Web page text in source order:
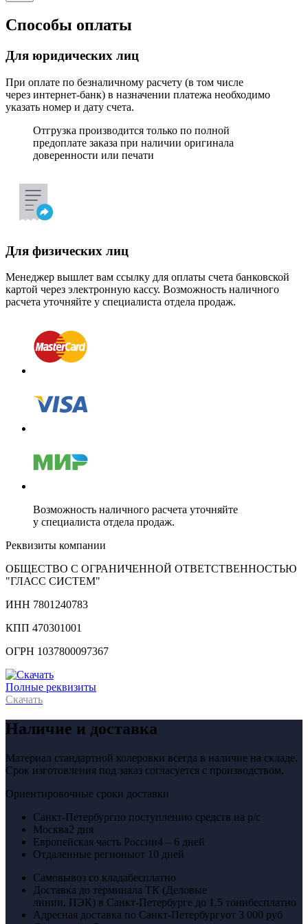
Способы оплаты
Для юридических лиц
При оплате по безналичному расчету (в том числе
через интернет-банк) в назначении платежа необходимо
указать номер и дату счета.
Отгрузка производится только по полной
предоплате заказа при наличии оригинала
доверенности или печати
Для физических лиц
Менеджер вышлет вам ссылку для оплаты счета банковской
картой через электронную кассу. Возможность наличного
расчета уточняйте у специалиста отдела продаж.
Возможность наличного расчета уточняйте
у специалиста отдела продаж.
Реквизиты компании
ОБЩЕСТВО С ОГРАНИЧЕННОЙ ОТВЕТСТВЕННОСТЬЮ
"ГЛАСС СИСТЕМ"
ИНН 7801240783
КПП 470301001
ОГРН 1037800097367
Полные реквизиты
Скачать
Наличие и доставка
Материал стандартной колеровки всегда в наличие на складе.
Срок изготовления под заказ согласуется с производством.
Ориентировочные сроки доставки
Санкт-Петербургпо поступлению средств на р/с
Москва2 дня
Европейская часть России4 – 6 дней
Отдаленные регионыот 10 дней
Самовывоз со кладабесплатно
Доставка до терминала ТК (Деловые
линии, ПЭК) в Санкт-Петербурге до 1,5 тоннбесплатно
Адресная доставка по Санкт-Петербургуот 3 000 руб